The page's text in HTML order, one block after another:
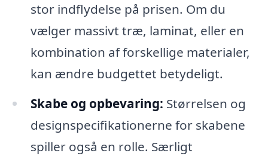
stor indflydelse på prisen. Om du
vælger massivt træ, laminat, eller en
kombination af forskellige materialer,
kan ændre budgettet betydeligt.
Skabe og opbevaring: Størrelsen og
designspecifikationerne for skabene
spiller også en rolle. Særligt